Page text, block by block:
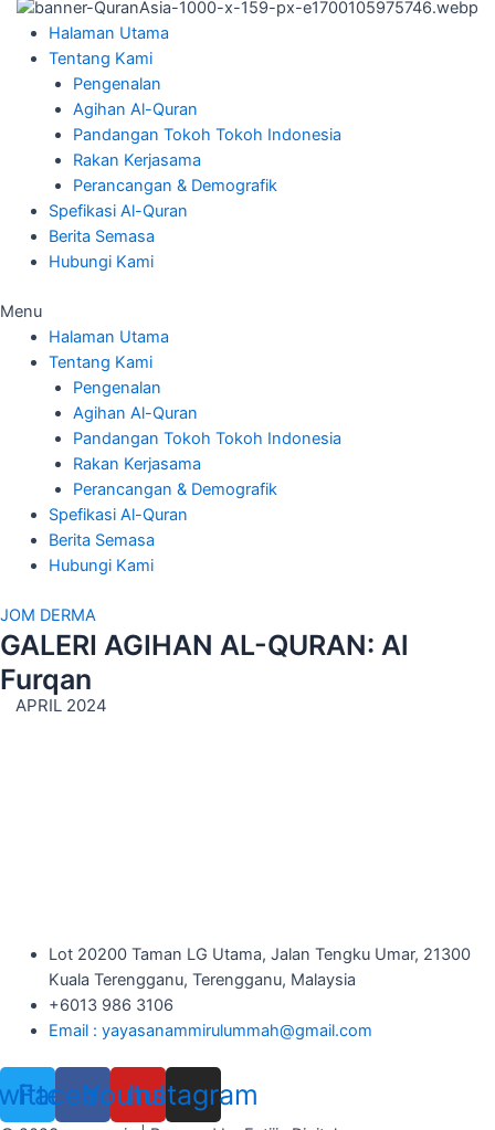
Halaman Utama
Tentang Kami
Pengenalan
Agihan Al-Quran
Pandangan Tokoh Tokoh Indonesia
Rakan Kerjasama
Perancangan & Demografik
Spefikasi Al-Quran
Berita Semasa
Hubungi Kami
Menu
Halaman Utama
Tentang Kami
Pengenalan
Agihan Al-Quran
Pandangan Tokoh Tokoh Indonesia
Rakan Kerjasama
Perancangan & Demografik
Spefikasi Al-Quran
Berita Semasa
Hubungi Kami
JOM DERMA
GALERI AGIHAN AL-QURAN: Al
Furqan
APRIL 2024
Lot 20200 Taman LG Utama, Jalan Tengku Umar, 21300
Kuala Terengganu, Terengganu, Malaysia
+6013 986 3106
Email : yayasanammirulummah@gmail.com
Facebook
Youtube
Instagram